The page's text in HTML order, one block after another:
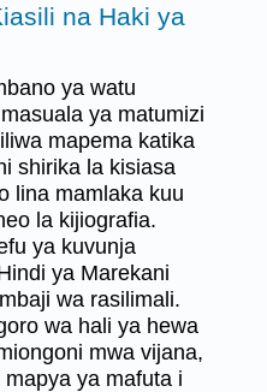
na Haki ya
ya watu
ya matumizi
mapema katika
shirika la kisiasa
lina mamlaka kuu
la kijiografia.
ya kuvunja
ya Marekani
wa rasilimali.
wa hali ya hewa
mwa vijana,
ya mafuta i